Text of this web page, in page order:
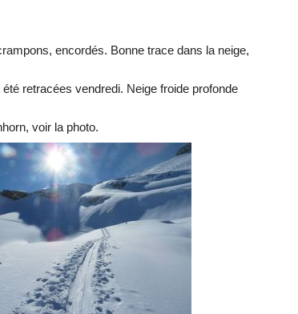
encordés. Bonne trace dans la neige,
retracées vendredi. Neige froide profonde
voir la photo.